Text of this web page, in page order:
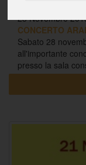
23 Novembre
CONCERTO
Sabato 28
all'importante
presso la sala